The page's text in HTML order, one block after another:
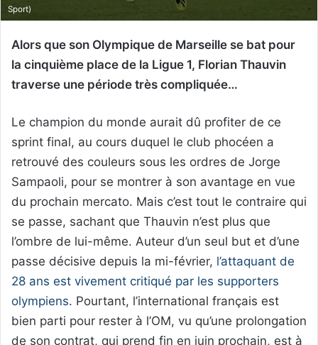
Sport)
Alors que son Olympique de Marseille se bat pour
la cinquième place de la Ligue 1, Florian Thauvin
traverse une période très compliquée…
Le champion du monde aurait dû profiter de ce
sprint final, au cours duquel le club phocéen a
retrouvé des couleurs sous les ordres de Jorge
Sampaoli, pour se montrer à son avantage en vue
du prochain mercato. Mais c’est tout le contraire qui
se passe, sachant que Thauvin n’est plus que
l’ombre de lui-même. Auteur d’un seul but et d’une
passe décisive depuis la mi-février, l’attaquant de
28 ans est vivement critiqué par les supporters
olympiens. Pourtant, l’international français est
bien parti pour rester à l’OM, vu qu’une prolongation
de son contrat, qui prend fin en juin prochain, est à